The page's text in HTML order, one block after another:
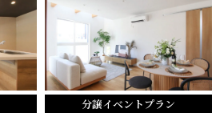
分譲イベントプラン